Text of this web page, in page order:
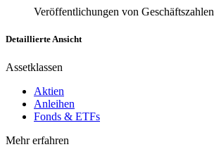
Veröffentlichungen von Geschäftszahlen
Detaillierte Ansicht
Assetklassen
Aktien
Anleihen
Fonds & ETFs
Mehr erfahren